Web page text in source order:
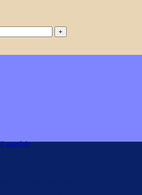
autolak
med dine spørgsmål på tlf 4636 1666,
eller besøge butikken i Roskilde
står klar ved både telefon, email og i
kan finde på webshoppen, håber vi du